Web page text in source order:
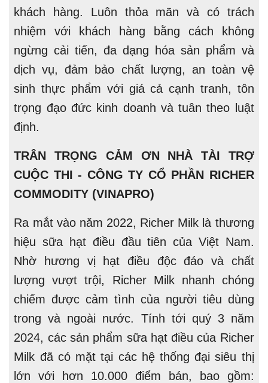
khách hàng. Luôn thỏa mãn và có trách
nhiệm với khách hàng bằng cách không
ngừng cải tiến, đa dạng hóa sản phẩm và
dịch vụ, đảm bảo chất lượng, an toàn vệ
sinh thực phẩm với giá cả cạnh tranh, tôn
trọng đạo đức kinh doanh và tuân theo luật
định.
TRÂN TRỌNG CẢM ƠN NHÀ TÀI TRỢ
CUỘC THI - CÔNG TY CỔ PHẦN RICHER
COMMODITY (VINAPRO)
Ra mắt vào năm 2022, Richer Milk là thương
hiệu sữa hạt điều đầu tiên của Việt Nam.
Nhờ hương vị hạt điều độc đáo và chất
lượng vượt trội, Richer Milk nhanh chóng
chiếm được cảm tình của người tiêu dùng
trong và ngoài nước. Tính tới quý 3 năm
2024, các sản phẩm sữa hạt điều của Richer
Milk đã có mặt tại các hệ thống đại siêu thị
lớn với hơn 10.000 điểm bán, bao gồm: